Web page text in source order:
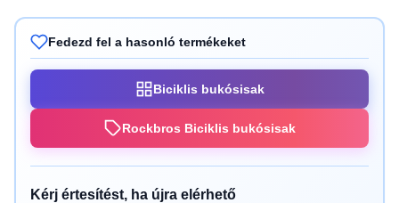
Fedezd fel a hasonló termékeket
Biciklis bukósisak
Rockbros Biciklis bukósisak
Kérj értesítést, ha újra elérhető